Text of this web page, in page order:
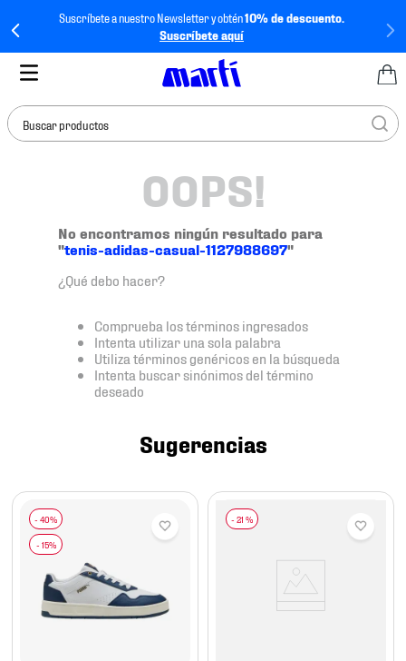
Suscríbete a nuestro Newsletter y obtén10% de descuento.
Suscríbete aquí
Buscar productos
OOPS!
No encontramos ningún resultado para
"tenis-adidas-casual-1127988697"
¿Qué debo hacer?
Comprueba los términos ingresados
Intenta utilizar una sola palabra
Utiliza términos genéricos en la búsqueda
Intenta buscar sinónimos del término
deseado
Sugerencias
- 21 %
tenis mujer
tenis hombre
tenis
tenis futbol
mochila
10. tenis nike